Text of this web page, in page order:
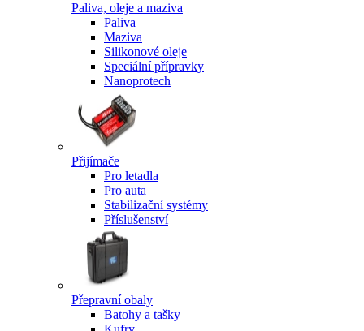
Paliva, oleje a maziva
Paliva
Maziva
Silikonové oleje
Speciální přípravky
Nanoprotech
Přijímače
Pro letadla
Pro auta
Stabilizační systémy
Příslušenství
Přepravní obaly
Batohy a tašky